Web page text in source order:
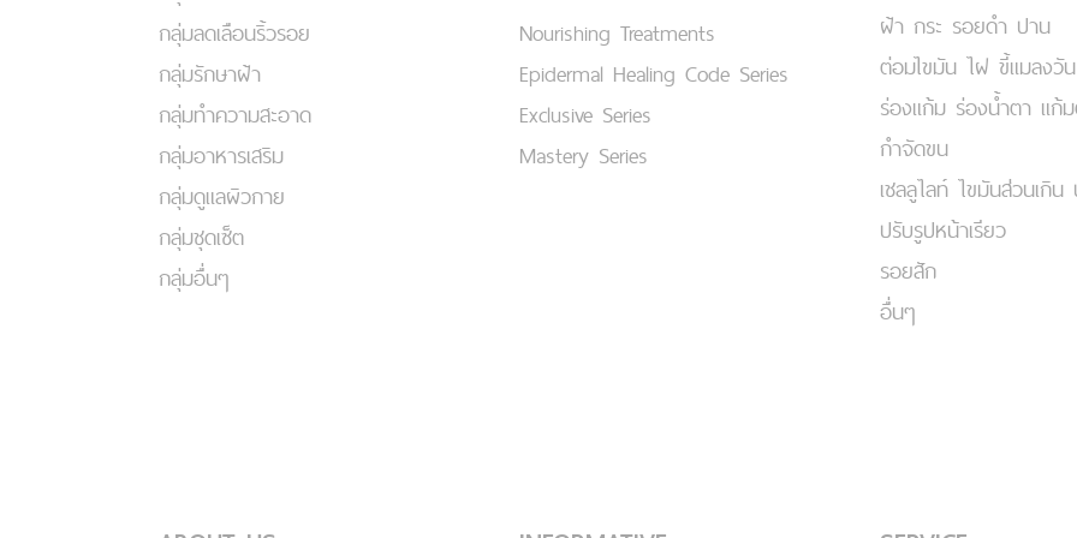
กลุ่มลดเลือนริ้วรอย
กลุ่มรักษาฝ้า
กลุ่มทำความสะอาด
กลุ่มอาหารเสริม
กลุ่มดูแลผิวกาย
กลุ่มชุดเซ็ต
กลุ่มอื่นๆ
Nourishing Treatments
Epidermal Healing Code Series
Exclusive Series
Mastery Series
ฝ้า กระ รอยดำ ปาน
ต่อมไขมัน ไฝ ขี้แมลงวั
ร่องแก้ม ร่องน้ำตา แก้
กำจัดขน
เชลลูไลท์ ไขมันส่วนเกิน
ปรับรูปหน้าเรียว
รอยสัก
อื่นๆ